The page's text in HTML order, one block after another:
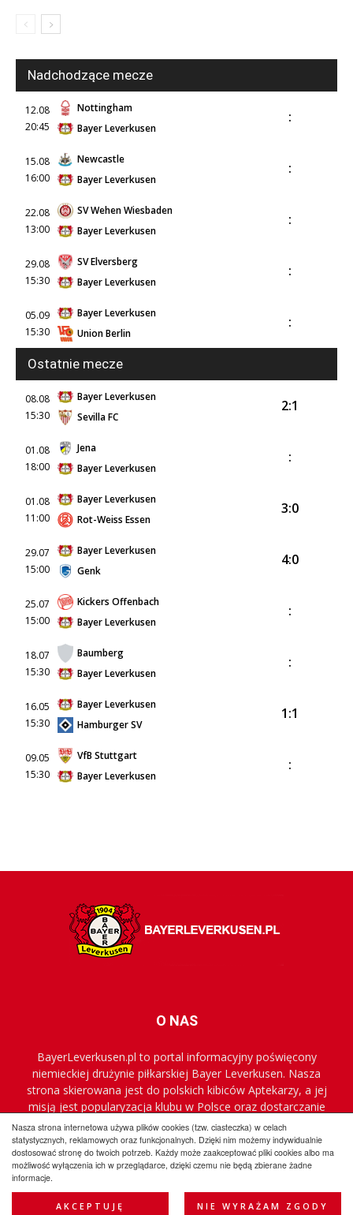
Nasza strona internetowa używa plików cookies (tzw. ciasteczka) w celach
statystycznych, reklamowych oraz funkcjonalnych. Dzięki nim możemy indywidualnie
dostosować stronę do twoich potrzeb. Każdy może zaakceptować pliki cookies albo ma
możliwość wyłączenia ich w przeglądarce, dzięki czemu nie będą zbierane żadne
informacje.
AKCEPTUJĘ NIE WYRAŻAM ZGODY
Nadchodzące mecze
12.08
20:45
Nottingham
Bayer Leverkusen
:
15.08
16:00
Newcastle
Bayer Leverkusen
:
22.08
13:00
SV Wehen Wiesbaden
Bayer Leverkusen
:
29.08
15:30
SV Elversberg
Bayer Leverkusen
:
05.09
15:30
Bayer Leverkusen
Union Berlin
:
Ostatnie mecze
08.08
15:30
Bayer Leverkusen
Sevilla FC
2:1
01.08
18:00
Jena
Bayer Leverkusen
:
01.08
11:00
Bayer Leverkusen
Rot-Weiss Essen
3:0
29.07
15:00
Bayer Leverkusen
Genk
4:0
25.07
15:00
Kickers Offenbach
Bayer Leverkusen
:
18.07
15:30
Baumberg
Bayer Leverkusen
:
16.05
15:30
Bayer Leverkusen
Hamburger SV
1:1
09.05
15:30
VfB Stuttgart
Bayer Leverkusen
:
O NAS
BayerLeverkusen.pl to portal informacyjny poświęcony
niemieckiej drużynie piłkarskiej Bayer Leverkusen. Nasza
strona skierowana jest do polskich kibiców Aptekarzy, a jej
misją jest popularyzacja klubu w Polsce oraz dostarczanie
najnowszych informacji.
Regulamin Współpraca Reklama
Polityka prywatności
© BayerLeverkusen.pl 2009-2025 All Rights Reserved.